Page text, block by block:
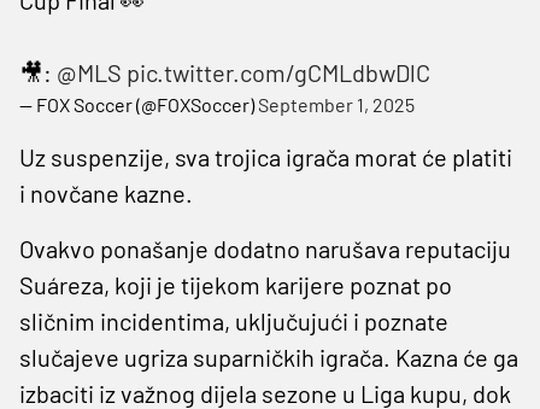
🎥: @MLS pic.twitter.com/gCMLdbwDlC
— FOX Soccer (@FOXSoccer)September 1, 2025
Uz suspenzije, sva trojica igrača morat će platiti
i novčane kazne.
Ovakvo ponašanje dodatno narušava reputaciju
Suáreza, koji je tijekom karijere poznat po
sličnim incidentima, uključujući i poznate
slučajeve ugriza suparničkih igrača. Kazna će ga
izbaciti iz važnog dijela sezone u Liga kupu, dok